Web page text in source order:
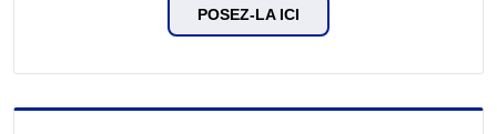
POSEZ-LA ICI